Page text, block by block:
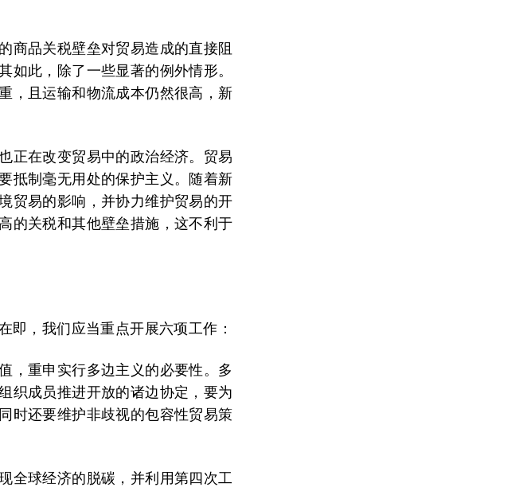
商品关税壁垒对贸易造成的直接阻
如此，除了一些显著的例外情形。
，且运输和物流成本仍然很高，新
正在改变贸易中的政治经济。贸易
抵制毫无用处的保护主义。随着新
贸易的影响，并协力维护贸易的开
的关税和其他壁垒措施，这不利于
即，我们应当重点开展六项工作：
，重申实行多边主义的必要性。多
织成员推进开放的诸边协定，要为
时还要维护非歧视的包容性贸易策
全球经济的脱碳，并利用第四次工